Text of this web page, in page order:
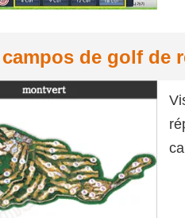
campos de golf de